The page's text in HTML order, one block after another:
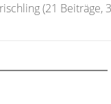
(21 Beiträge,